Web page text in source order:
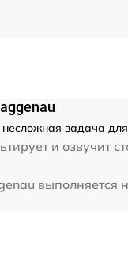
задача
и озвучит
выполняется